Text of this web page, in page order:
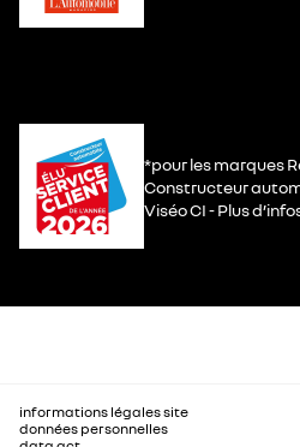
*pour les marques
Constructeur
Viséo CI - Plus
informations légales site
données personnelles